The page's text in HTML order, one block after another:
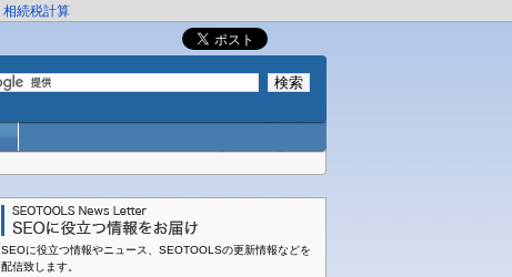
相続税計算
SEOに役立つ情報やニュース、SEOTOOLSの更新情報などを
配信致します。